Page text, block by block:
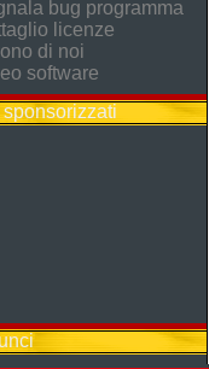
bug programma
licenze
di noi
software